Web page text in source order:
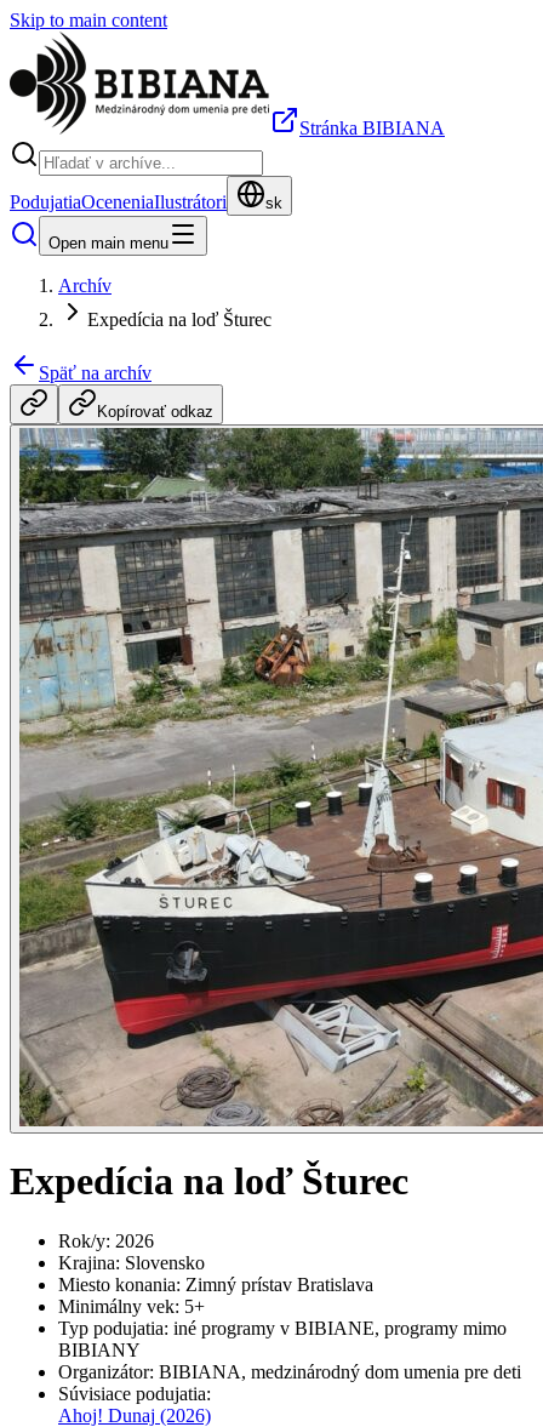
Skip to main content
Stránka BIBIANA
PodujatiaOceneniaIlustrátori sk
Open main menu
Archív
Expedícia na loď Šturec
Späť na archív
Kopírovať odkaz
Expedícia na loď Šturec
Rok/y: 2026
Krajina: Slovensko
Miesto konania: Zimný prístav Bratislava
Minimálny vek: 5+
Typ podujatia: iné programy v BIBIANE, programy mimo
BIBIANY
Organizátor: BIBIANA, medzinárodný dom umenia pre deti
Súvisiace podujatia:
Ahoj! Dunaj (2026)